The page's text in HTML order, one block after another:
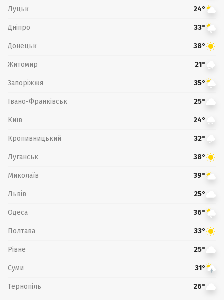
Луцьк 24°
Дніпро 33°
Донецьк 38°
Житомир 21°
Запоріжжя 35°
Івано-Франківськ 25°
Київ 24°
Кропивницький 32°
Луганськ 38°
Миколаїв 39°
Львів 25°
Одеса 36°
Полтава 33°
Рівне 25°
Суми 31°
Тернопіль 26°